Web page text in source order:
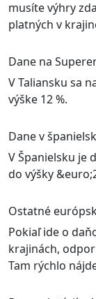
musíte výhry
platných v
Dane na
V Taliansku sa
výške 12 %.
Dane v
V Španielsku je
do výšky
Ostatné
Pokiaľ ide o
krajinách,
Tam rýchlo